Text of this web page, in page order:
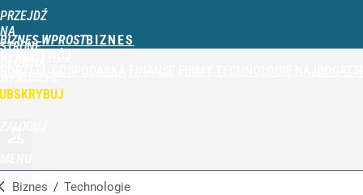
PRZEJDŹ
NA
STRONĘ
BIZNES WPROST
Biznes / Technologie